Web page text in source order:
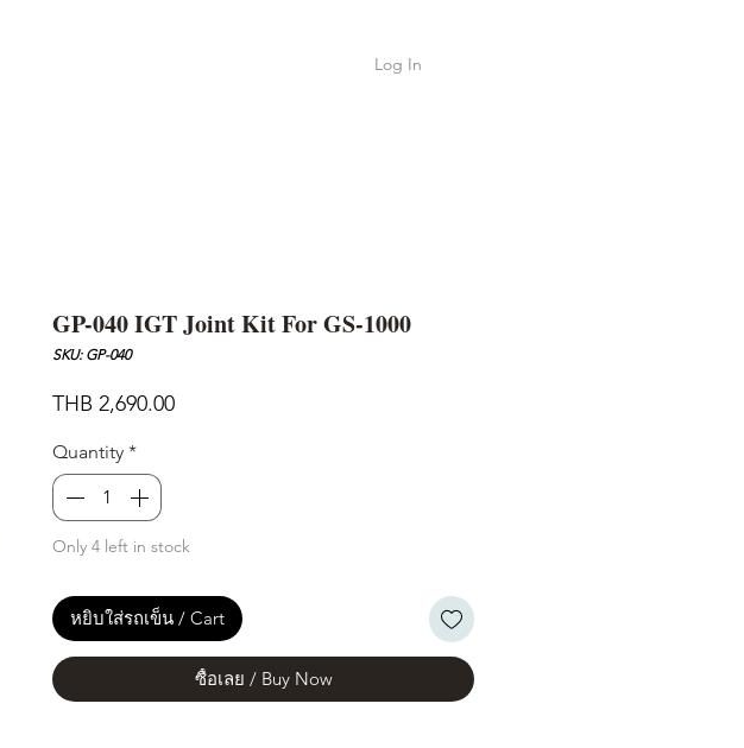
Log In
GP-040 IGT Joint Kit For GS-1000
SKU: GP-040
THB 2,690.00Price
Quantity *
Only 4 left in stock
หยิบใส่รถเข็น / Cart
ซื้อเลย / Buy Now